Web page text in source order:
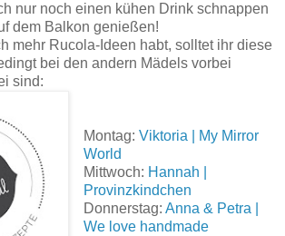
nur noch einen kühen Drink schnappen
dem Balkon genießen!
mehr Rucola-Ideen habt, solltet ihr diese
bei den andern Mädels vorbei
sind:
Montag: Viktoria | My Mirror
World
Mittwoch: Hannah |
Provinzkindchen
Donnerstag: Anna & Petra |
We love handmade